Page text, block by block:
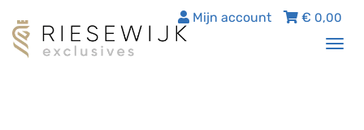
€ 0,00
Mijn account